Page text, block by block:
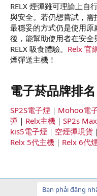
RELX 煙彈雖可理論上自
與安全。若仍想嘗試，
最穩妥的方式仍是使用
後，能幫助使用者在安
RELX 吸食體驗。 Relx 官
煙彈送主機！
電子菸品牌排名​
SP2S電子煙 ｜ Mohoo電
彈 ｜ Relx主機 ｜ SP2s Max
kis5電子煙 ｜ 空煙彈現貨 ｜
Relx 5代主機 ｜ Relx 6代
Bạn phải đăng